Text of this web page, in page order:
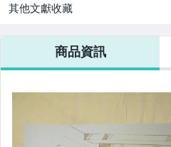
其他文獻收藏
商品資訊